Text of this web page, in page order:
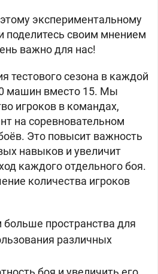
экспериментальному
поделитесь своим мнением
важно для нас!
тестового сезона в каждой
машин вместо 15. Мы
игроков в командах,
на соревновательном
Это повысит важность
навыков и увеличит
каждого отдельного боя.
количества игроков
пространства для
различных